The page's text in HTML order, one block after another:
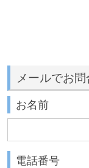
メールでお
お名前
電話番号